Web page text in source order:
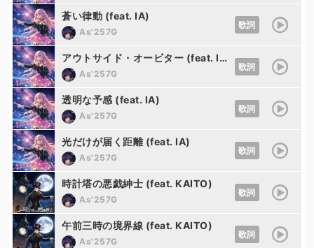
蒼い律動 (feat. IA)
As'257G
歌詞
アウトサイド・オービター (feat. IA)
As'257G
歌詞
透明な予感 (feat. IA)
As'257G
歌詞
光だけが届く距離 (feat. IA)
As'257G
歌詞
時計塔の悪戯紳士 (feat. KAITO)
As'257G
歌詞
午前三時の境界線 (feat. KAITO)
As'257G
歌詞